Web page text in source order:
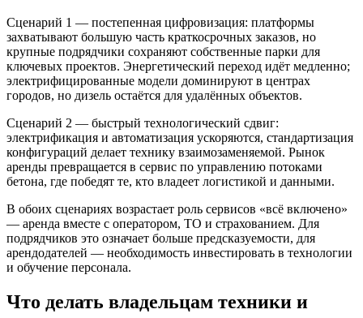
Сценарий 1 — постепенная цифровизация: платформы
захватывают большую часть краткосрочных заказов, но
крупные подрядчики сохраняют собственные парки для
ключевых проектов. Энергетический переход идёт медленно;
электрифицированные модели доминируют в центрах
городов, но дизель остаётся для удалённых объектов.
Сценарий 2 — быстрый технологический сдвиг:
электрификация и автоматизация ускоряются, стандартизация
конфигураций делает технику взаимозаменяемой. Рынок
аренды превращается в сервис по управлению потоками
бетона, где победят те, кто владеет логистикой и данными.
В обоих сценариях возрастает роль сервисов «всё включено»
— аренда вместе с оператором, ТО и страхованием. Для
подрядчиков это означает больше предсказуемости, для
арендодателей — необходимость инвестировать в технологии
и обучение персонала.
Что делать владельцам техники и